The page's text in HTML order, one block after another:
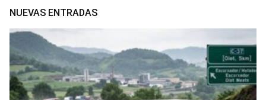
NUEVAS ENTRADAS